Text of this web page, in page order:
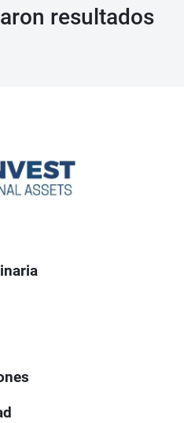
resultados